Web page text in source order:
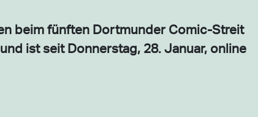
beim fünften Dortmunder Comic-Streit
ist seit Donnerstag, 28. Januar, online